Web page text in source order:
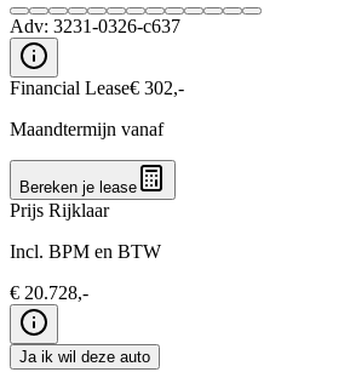
Adv: 3231-0326-c637
Financial Lease€ 302,-
Maandtermijn vanaf
Bereken je lease
Prijs Rijklaar
Incl. BPM en BTW
€ 20.728,-
Ja ik wil deze auto